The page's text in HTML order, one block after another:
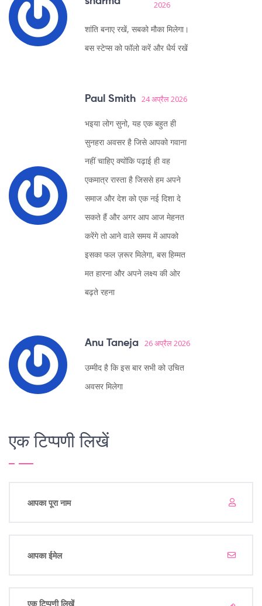
2026
शांति बनाए रखें, सबको मौका मिलेगा।
बस स्टेप्स को फॉलो करें और धैर्य रखें
Paul Smith 24 अप्रैल 2026
भइया लोग सुनो, यह एक बहुत ही
सुनहरा अवसर है जिसे आपको गवाना
नहीं चाहिए क्योंकि पढ़ाई ही वह
एकमात्र रास्ता है जिससे हम अपने
समाज और देश को एक नई दिशा दे
सकते हैं और अगर आप आज मेहनत
करेंगे तो आने वाले समय में आपको
इसका फल ज़रूर मिलेगा, बस हिम्मत
मत हारना और अपने लक्ष्य की ओर
बढ़ते रहना
Anu Taneja 26 अप्रैल 2026
उम्मीद है कि इस बार सभी को उचित
अवसर मिलेगा
एक टिप्पणी लिखें